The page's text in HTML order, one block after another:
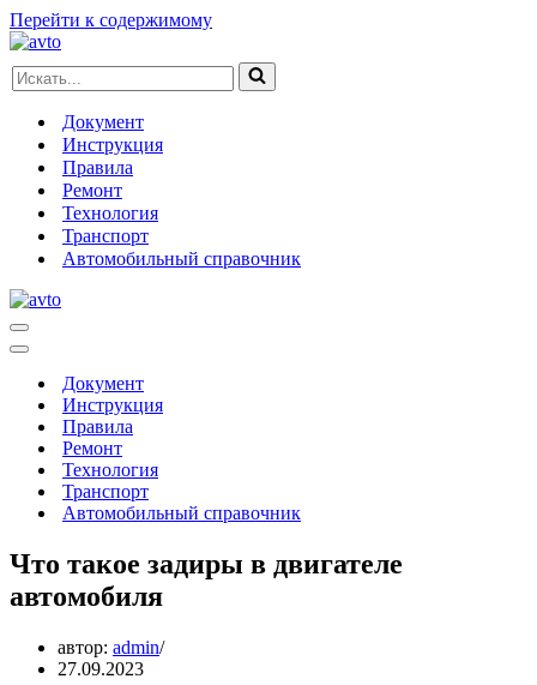
Перейти к содержимому
Искать...
Документ
Инструкция
Правила
Ремонт
Технология
Транспорт
Автомобильный справочник
Меню
навигации
Меню
навигацииДокумент
Инструкция
Правила
Ремонт
Технология
Транспорт
Автомобильный справочник
Что такое задиры в двигателе
автомобиля
автор: admin
27.09.2023